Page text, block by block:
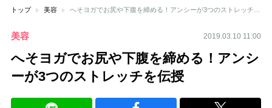
トップ 美容
美容 2019.03.10 11:00
へそヨガでお尻や下腹を締める！アンシ
ーが3つのストレッチを伝授